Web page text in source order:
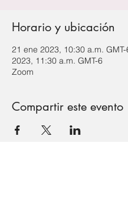
Horario y ubicación
21 ene 2023, 10:30 a.m.
2023, 11:30 a.m. GMT-6
Zoom
Compartir este evento